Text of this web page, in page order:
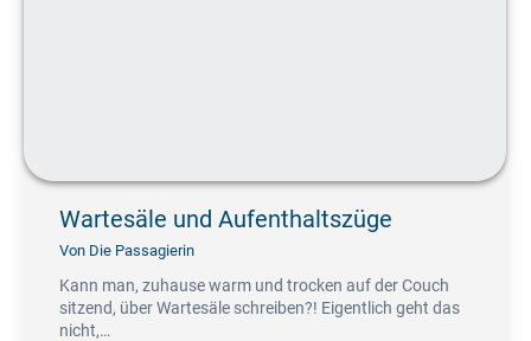
Wartesäle und Aufenthaltszüge
Von Die Passagierin
Kann man, zuhause warm und trocken auf der Couch
sitzend, über Wartesäle schreiben?! Eigentlich geht das
nicht,…